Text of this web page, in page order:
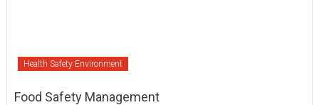
Health Safety Environment
Food Safety Management